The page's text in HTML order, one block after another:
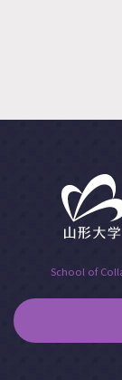
School of